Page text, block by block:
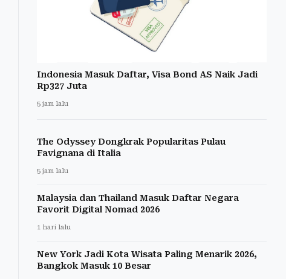
Indonesia Masuk Daftar, Visa Bond AS Naik Jadi
Rp327 Juta
5 jam lalu
The Odyssey Dongkrak Popularitas Pulau
Favignana di Italia
5 jam lalu
Malaysia dan Thailand Masuk Daftar Negara
Favorit Digital Nomad 2026
1 hari lalu
New York Jadi Kota Wisata Paling Menarik 2026,
Bangkok Masuk 10 Besar